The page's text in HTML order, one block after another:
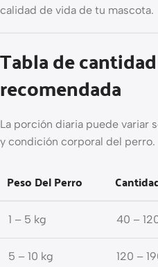
calidad de vida de tu mascota.
Tabla de
recomendada
La porción diaria puede variar
y condición corporal del perro.
Peso Del Perro
1 – 5 kg 40 –
5 – 10 kg 120 –